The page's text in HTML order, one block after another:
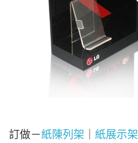
訂做－紙陳列架 紙展示架